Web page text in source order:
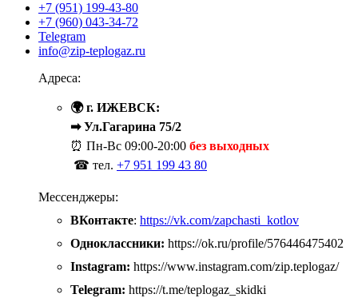
+7 (951) 199-43-80
+7 (960) 043-34-72
Telegram
info@zip-teplogaz.ru
Адреса:
🌍 г. ИЖЕВСК:
➡ Ул.Гагарина 75/2
⏰ Пн-Вс 09:00-20:00 без выходных
☎ тел. +7 951 199 43 80
Мессенджеры:
ВКонтакте: https://vk.com/zapchasti_kotlov
Одноклассники: https://ok.ru/profile/576446475402
Instagram: https://www.instagram.com/zip.teplogaz/
Telegram: https://t.me/teplogaz_skidki